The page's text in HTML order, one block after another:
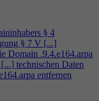
§ 4
§ 7 V [...]
Domain .9.4.e164.arpa
technischen Daten
entfernen